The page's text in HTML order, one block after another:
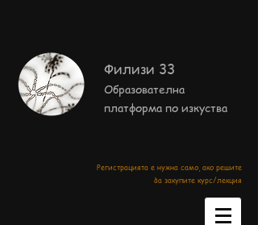
Филизи 33
Образователна
платформа по изкуства
Регистрацията е нужна само, ако решите
да закупите курс/лекция